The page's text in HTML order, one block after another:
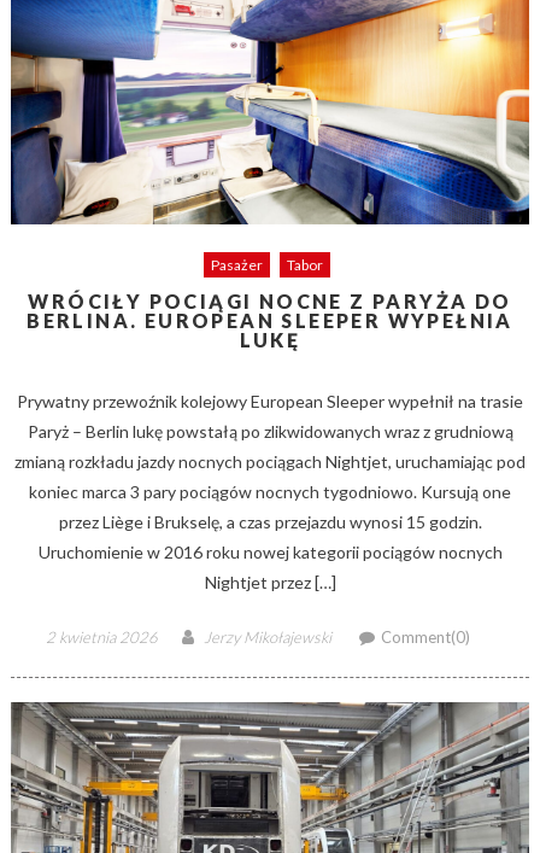
Pasażer Tabor
WRÓCIŁY POCIĄGI NOCNE Z PARYŻA DO
BERLINA. EUROPEAN SLEEPER WYPEŁNIA
LUKĘ
Prywatny przewoźnik kolejowy European Sleeper wypełnił na trasie
Paryż – Berlin lukę powstałą po zlikwidowanych wraz z grudniową
zmianą rozkładu jazdy nocnych pociągach Nightjet, uruchamiając pod
koniec marca 3 pary pociągów nocnych tygodniowo. Kursują one
przez Liège i Brukselę, a czas przejazdu wynosi 15 godzin.
Uruchomienie w 2016 roku nowej kategorii pociągów nocnych
Nightjet przez […]
Posted
2 kwietnia 2026 Author
Jerzy Mikołajewski Comment(0)